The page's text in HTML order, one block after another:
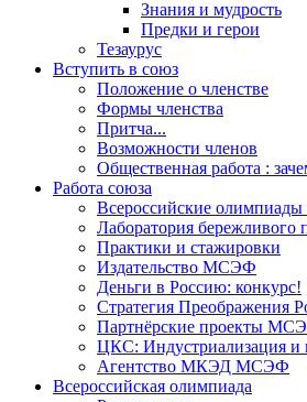
Знания и мудрость
Предки и герои
Тезаурус
Вступить в союз
Положение о членстве
Формы членства
Притча...
Возможности членов
Общественная работа :
Работа союза
Всероссийские
Лаборатория
Практики и стажировки
Издательство МСЭФ
Деньги в Россию: конкурс!
Стратегия Преображения
Партнёрские проекты
ЦКС: Индустриализация и
Агентство МКЭД МСЭФ
Всероссийская олимпиада